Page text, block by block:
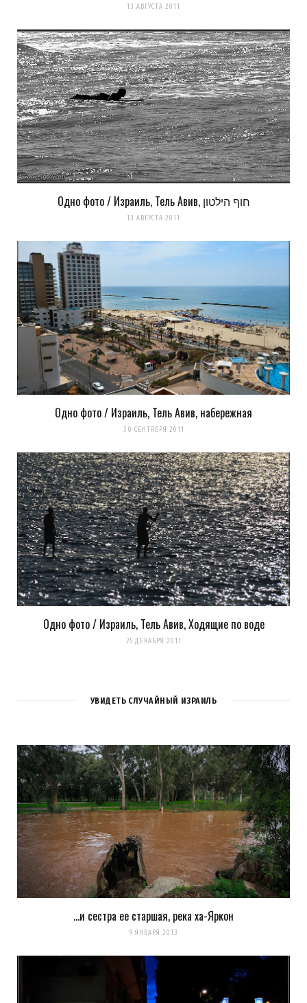
13 АВГУСТА 2011
Одно фото / Израиль, Тель Авив, חוף הילטון
13 АВГУСТА 2011
Одно фото / Израиль, Тель Авив, набережная
30 СЕНТЯБРЯ 2011
Одно фото / Израиль, Тель Авив, Ходящие по воде
25 ДЕКАБРЯ 2011
УВИДЕТЬ СЛУЧАЙНЫЙ ИЗРАИЛЬ
…и сестра ее старшая, река ха-Яркон
9 ЯНВАРЯ 2013